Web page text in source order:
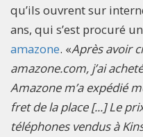
qu’ils ouvrent sur
ans, qui s’est procuré
amazone. «Après avoir
amazone.com, j’ai
Amazone m’a expédié
fret de la place [...] Le
téléphones vendus à